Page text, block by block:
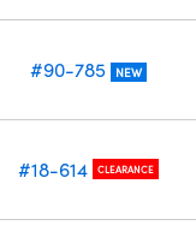
#90-785 NEW
#18-614 CLEARANCE